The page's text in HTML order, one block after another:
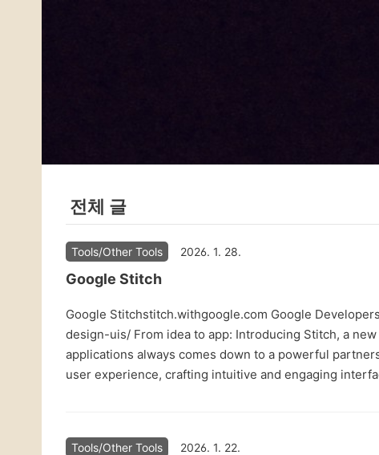
전체 글
Tools/Other Tools 2026. 1. 28.
Google Stitch
Google Stitchstitch.withgoogle.com Google
design-uis/ From idea to app: Introducing Stitch, a
applications always comes down to a powerful
user experience, crafting intuitive and engaging
Tools/Other Tools 2026. 1. 22.